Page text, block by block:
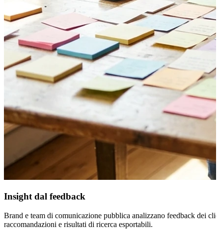
Insight dal feedback
Brand e team di comunicazione pubblica analizzano feedback dei
raccomandazioni e risultati di ricerca esportabili.